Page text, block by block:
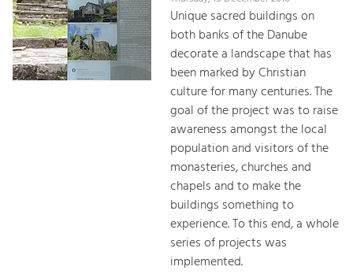
Unique sacred buildings on
both banks of the Danube
decorate a landscape that has
been marked by Christian
culture for many centuries. The
goal of the project was to raise
awareness amongst the local
population and visitors of the
monasteries, churches and
chapels and to make the
buildings something to
experience. To this end, a whole
series of projects was
implemented.